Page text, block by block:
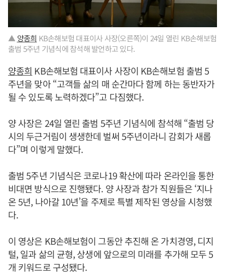
▲ 양종희 KB손해보험 대표이사 사장(오른쪽)이 24일 열린 KB손해보험
출범 5주년 기념식에 참석해 발언하고 있다.
양종희 KB손해보험 대표이사 사장이 KB손해보험 출범 5
주년을 맞아 “고객들 삶의 매 순간마다 함께 하는 동반자가
될 수 있도록 노력하겠다”고 다짐했다.
양 사장은 24일 열린 출범 5주년 기념식에 참석해 “출범 당
시의 두근거림이 생생한데 벌써 5주년이라니 감회가 새롭
다”며 이렇게 말했다.
출범 5주년 기념식은 코로나19 확산에 따라 온라인을 통한
비대면 방식으로 진행됐다. 양 사장과 참가 직원들은 ‘지나
온 5년, 나아갈 10년’을 주제로 특별 제작된 영상을 시청했
다.
이 영상은 KB손해보험이 그동안 추진해 온 가치경영, 디지
털, 일과 삶의 균형, 상생에 앞으로의 미래를 추가해 모두 5
개 키워드로 구성됐다.